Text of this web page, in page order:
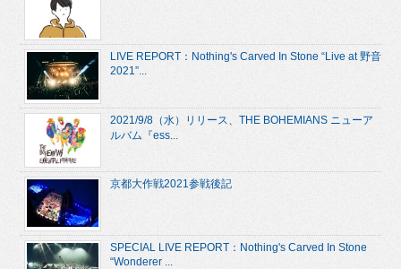
LIVE REPORT：Nothing's Carved In Stone “Live at 野音
2021”...
2021/9/8（水）リリース、THE BOHEMIANS ニューア
ルバム『ess...
京都大作戦2021参戦後記
SPECIAL LIVE REPORT：Nothing's Carved In Stone
“Wonderer ...